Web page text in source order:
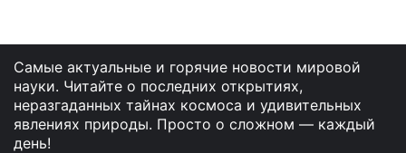
Самые актуальные и горячие новости мировой
науки. Читайте о последних открытиях,
неразгаданных тайнах космоса и удивительных
явлениях природы. Просто о сложном — каждый
день!